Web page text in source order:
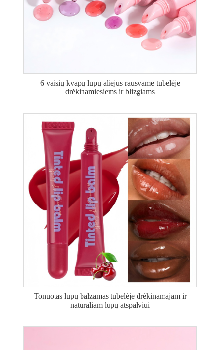
6 vaisių kvapų lūpų aliejus rausvame tūbelėje
drėkinamiesiems ir blizgiams
Tonuotas lūpų balzamas tūbelėje drėkinamajam ir
natūraliam lūpų atspalviui